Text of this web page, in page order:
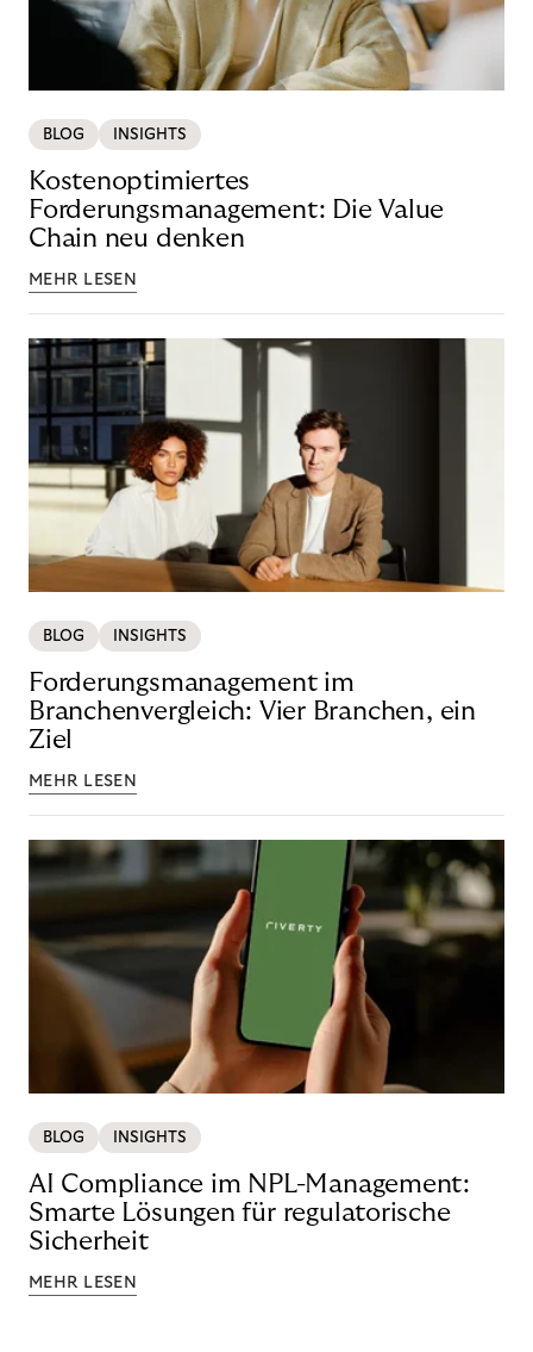
BLOG INSIGHTS
Kostenoptimiertes
Forderungsmanagement: Die Value
Chain neu denken
MEHR LESEN
BLOG INSIGHTS
Forderungsmanagement im
Branchenvergleich: Vier Branchen, ein
Ziel
MEHR LESEN
BLOG INSIGHTS
AI Compliance im NPL-Management:
Smarte Lösungen für regulatorische
Sicherheit
MEHR LESEN